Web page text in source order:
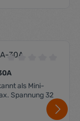
Durchschnittliche
als Mini-